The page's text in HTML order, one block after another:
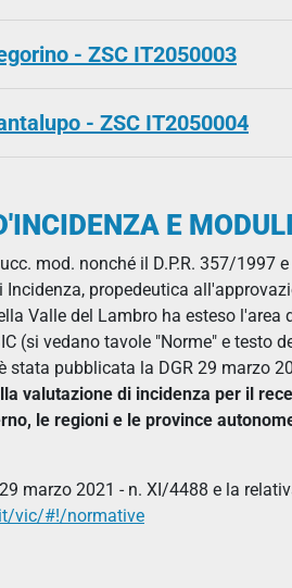
- ZSC IT2050003
- ZSC IT2050004
E
mod. nonché il D.P.R. 357/
propedeutica
Valle del Lambro ha esteso
(si vedano tavole "Norme" e testo
stata pubblicata la DGR 29 marzo
valutazione di incidenza per il
le regioni e le province
marzo 2021 - n. XI/4488 e la
vic/#!/normative